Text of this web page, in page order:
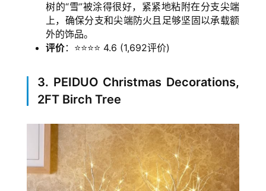
树的“雪”被涂得很好，紧紧地粘附在分支尖端
上，确保分支和尖端防火且足够坚固以承载额
外的饰品。
评价：⭐⭐⭐⭐ 4.6 (1,692评价)
3. PEIDUO Christmas Decorations,
2FT Birch Tree